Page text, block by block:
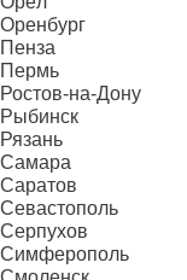
Оренбург
Пенза
Пермь
Ростов-на-Дону
Рыбинск
Рязань
Самара
Саратов
Севастополь
Серпухов
Симферополь